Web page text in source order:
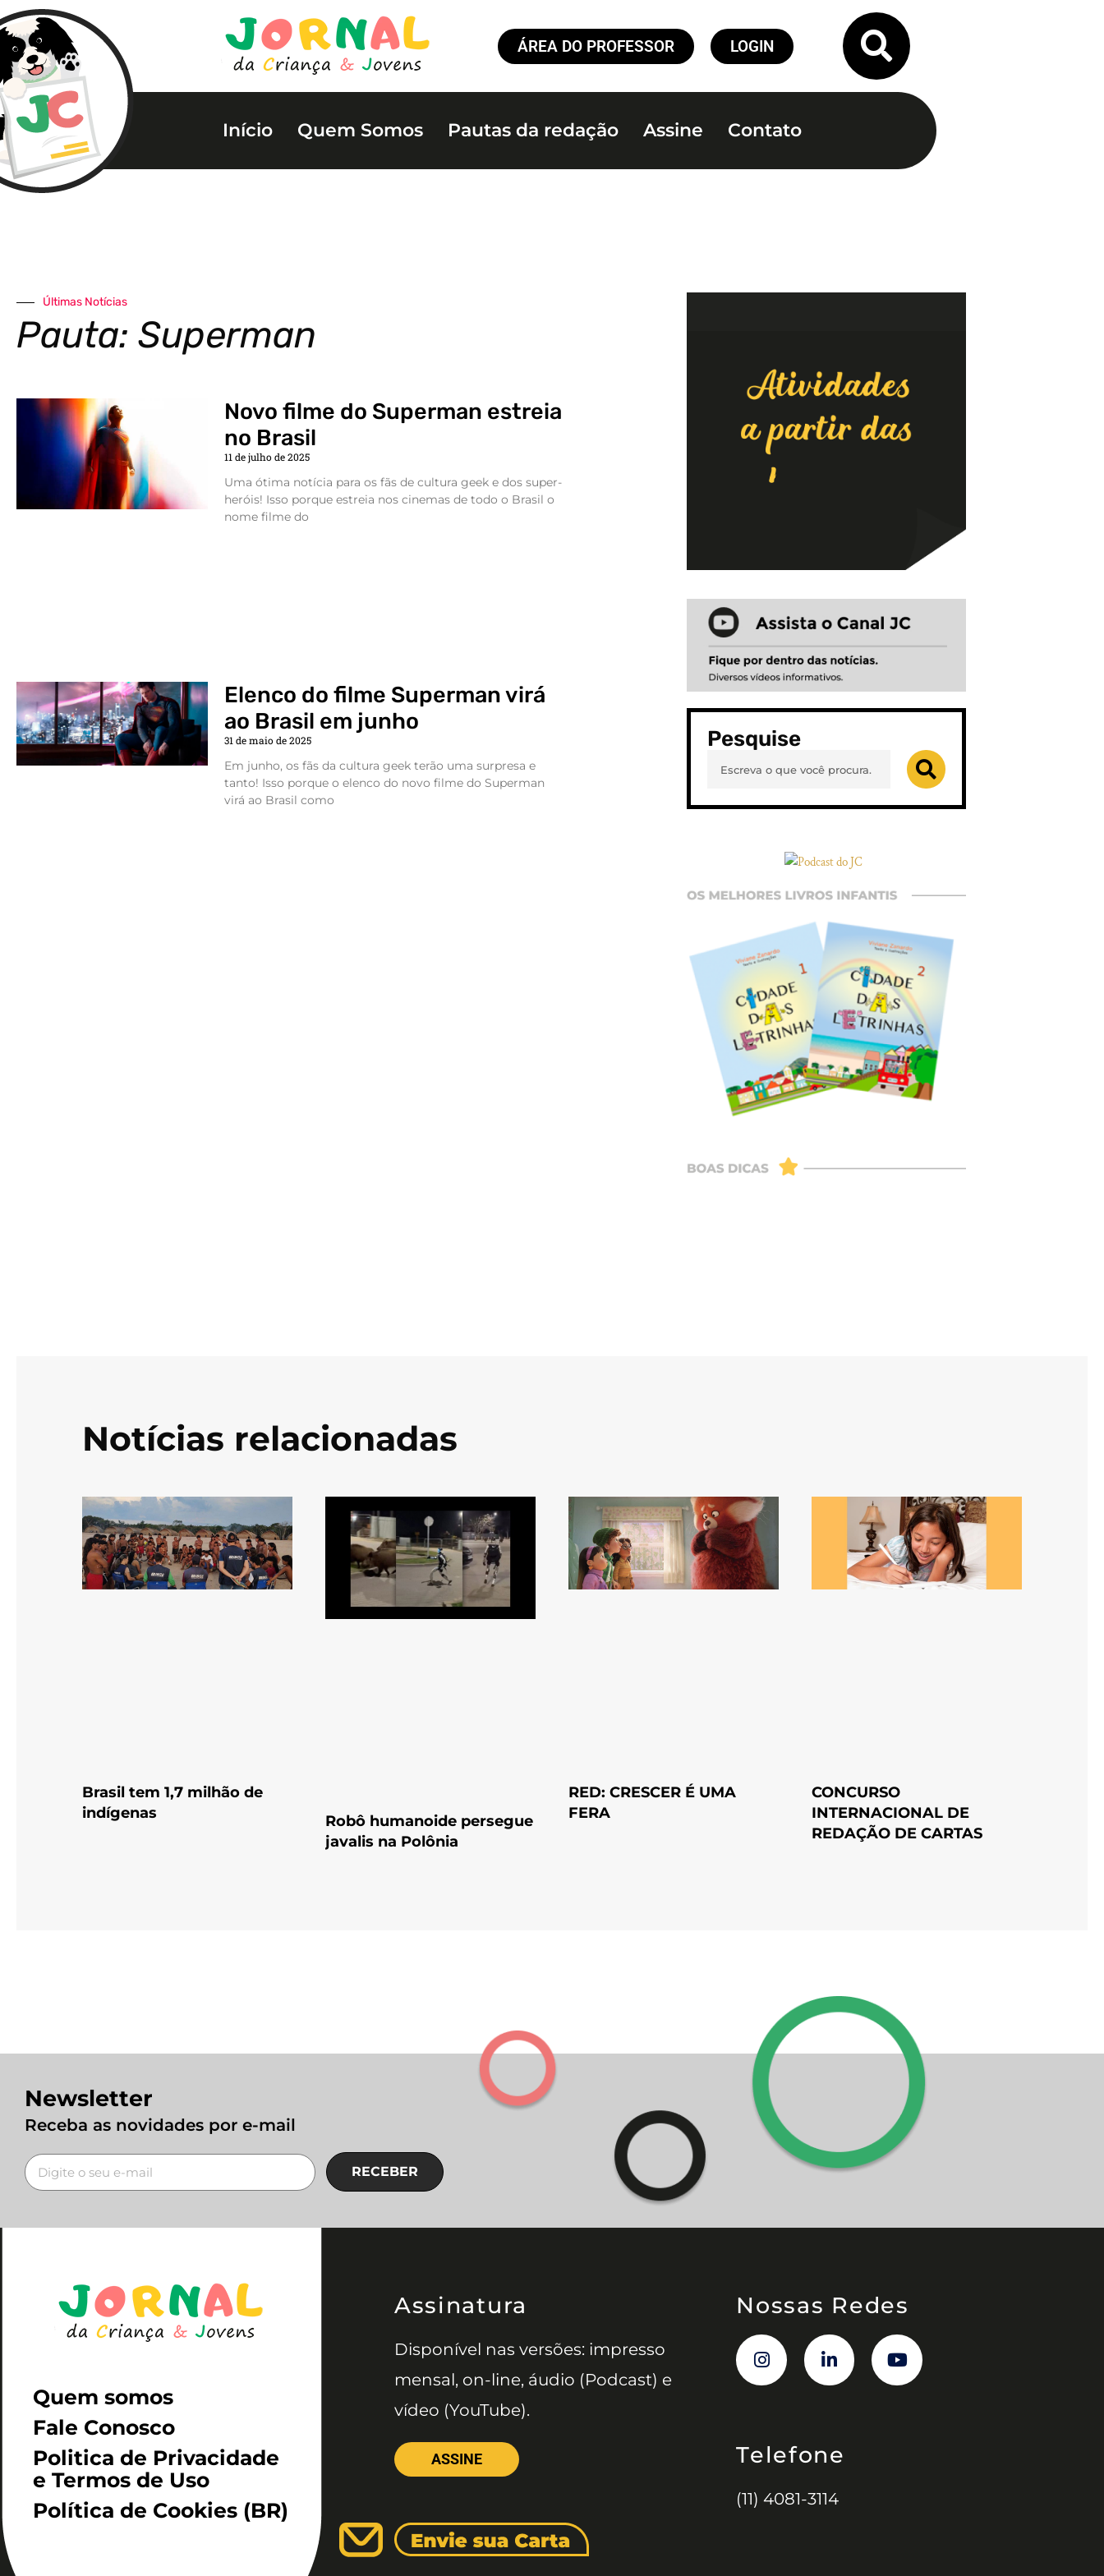
ÁREA DO PROFESSOR LOGIN
Início Quem Somos Pautas da redação Assine Contato
Últimas Notícias
Pauta: Superman
Novo filme do Superman estreia
no Brasil
11 de julho de 2025
Uma ótima notícia para os fãs de cultura geek e dos super-
heróis! Isso porque estreia nos cinemas de todo o Brasil o
nome filme do
Elenco do filme Superman virá
ao Brasil em junho
31 de maio de 2025
Em junho, os fãs da cultura geek terão uma surpresa e
tanto! Isso porque o elenco do novo filme do Superman
virá ao Brasil como
Pesquise
Notícias relacionadas
Brasil tem 1,7 milhão de
indígenas
Robô humanoide persegue
javalis na Polônia
RED: CRESCER É UMA
FERA
CONCURSO
INTERNACIONAL DE
REDAÇÃO DE CARTAS
Newsletter
Receba as novidades por e-mail
RECEBER
Quem somos
Fale Conosco
Politica de Privacidade
e Termos de Uso
Política de Cookies (BR)
Assinatura
Disponível nas versões: impresso
mensal, on-line, áudio (Podcast) e
vídeo (YouTube).
ASSINE
Nossas Redes
Telefone
(11) 4081-3114